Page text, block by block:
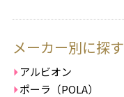
メーカー別に探す
アルビオン
ポーラ（POLA）